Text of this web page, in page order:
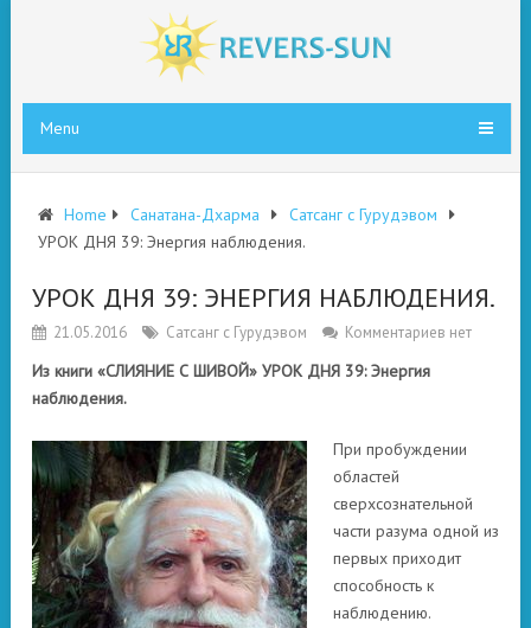
Menu
Home Санатана-Дхарма
Сатсанг с Гурудэвом
УРОК ДНЯ 39: Энергия наблюдения.
УРОК ДНЯ 39: ЭНЕРГИЯ НАБЛЮДЕНИЯ.
21.05.2016 Сатсанг с Гурудэвом Комментариев нет
Из книги «СЛИЯНИЕ С ШИВОЙ» УРОК ДНЯ 39: Энергия
наблюдения.
При пробуждении
областей
сверхсознательной
части разума одной из
первых приходит
способность к
наблюдению.